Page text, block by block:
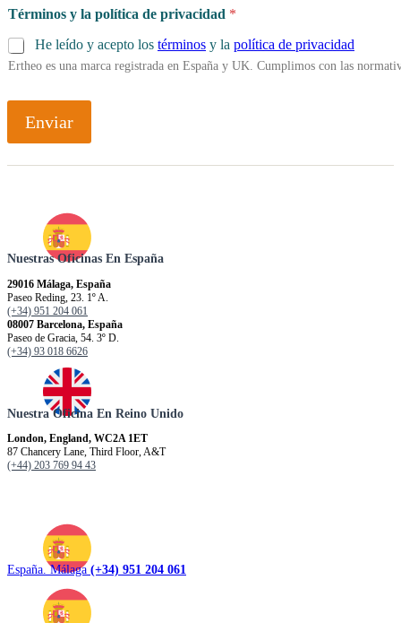
Términos y la política de privacidad *
He leído y acepto los términos y la política de privacidad
Ertheo es una marca registrada en España y UK. Cumplimos con las
Enviar
Nuestras Oficinas En España
29016 Málaga, España
Paseo Reding, 23. 1º A.
(+34) 951 204 061
08007 Barcelona, España
Paseo de Gracia, 54. 3º D.
(+34) 93 018 6626
Nuestra Oficina En Reino Unido
London, England, WC2A 1ET
87 Chancery Lane, Third Floor, A&T
(+44) 203 769 94 43
España. Málaga (+34) 951 204 061